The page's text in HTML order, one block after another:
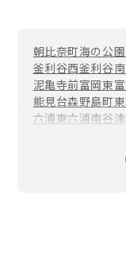
朝比奈町海の公園
釜利谷西釜利谷南
泥亀寺前富岡東
能見台森野島町
六浦東六浦南谷